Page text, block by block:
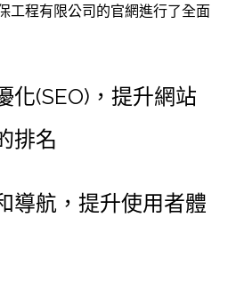
工程有限公司的官網進行了全面
化(SEO)，提升網站
排名
導航，提升使用者體